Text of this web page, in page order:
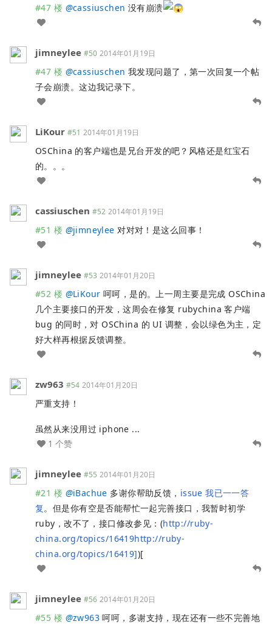
#47 楼 @cassiuschen 没有崩溃
jimneylee #50 2014年01月19日
#47 楼 @cassiuschen 我发现问题了，第一次回复一个帖
子会崩溃。这边我记录下。
LiKour #51 2014年01月19日
OSChina 的客户端也是兄台开发的吧？风格还是红宝石
的。。。
cassiuschen #52 2014年01月19日
#51 楼 @jimneylee 对对对！是这么回事！
jimneylee #53 2014年01月20日
#52 楼 @LiKour 呵呵，是的。上一周主要是完成 OSChina
几个主要接口的开发，这周会在修复 rubychina 客户端
bug 的同时，对 OSChina 的 UI 调整，会以绿色为主，定
好大样再根据反馈调整。
zw963 #54 2014年01月20日
严重支持！
虽然从来没用过 iphone ...
1 个赞
jimneylee #55 2014年01月20日
#21 楼 @iBachue 多谢你帮助反馈， issue 我已一一答
复。但是你有空是否能帮忙一起完善接口，我暂时初学
ruby，改不了，接口修改参见：(http://ruby-
china.org/topics/16419http://ruby-
china.org/topics/16419])[
jimneylee #56 2014年01月20日
#55 楼 @zw963 呵呵，多谢支持，现在还有一些不完善地